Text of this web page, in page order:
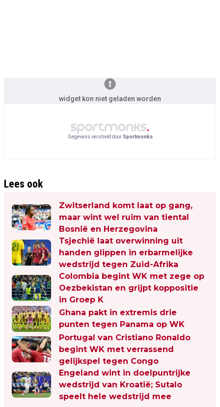
widget kon niet geladen worden
Gegevens verstrekt door Sportmonks
Lees ook
Zwitserland komt laat op gang,
maar wint wel ruim van tiental
Bosnië en Herzegovina
Tsjechië laat overwinning uit
handen glippen in erbarmelijke
wedstrijd tegen Zuid-Afrika
Colombia begint WK met zege op
Oezbekistan en grijpt koppositie
in Groep K
Ghana pakt in extremis drie
punten tegen Panama op WK
Portugal van Cristiano Ronaldo
begint WK met verrassend
gelijkspel tegen Congo
Engeland wint in doelpuntrijke
wedstrijd van Kroatië; Sutalo
speelt hele wedstrijd mee